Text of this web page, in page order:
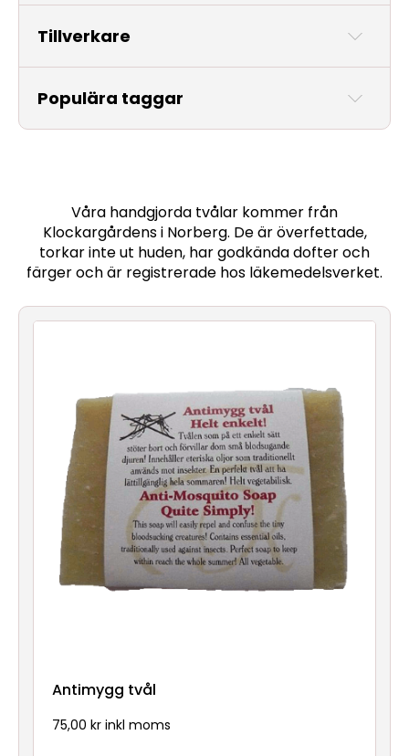
Nya
produkter
Tillverkare
Populära taggar
Våra handgjorda tvålar kommer från
Klockargårdens i Norberg. De är överfettade,
torkar inte ut huden, har godkända dofter och
färger och är registrerade hos läkemedelsverket.
Antimygg tvål
75,00 kr inkl moms